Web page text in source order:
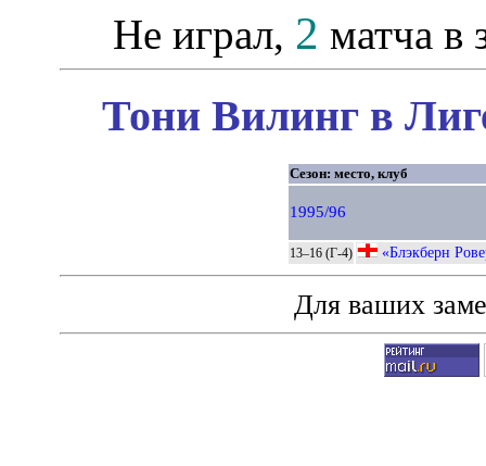
Не играл, 2 матча в
Тони Вилинг в
Сезон: место, клуб
1995/96
13–16 (Г-4) «Блэкберн
Для ваших